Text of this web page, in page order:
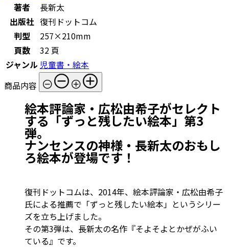
著者
長新太
出版社 復刊ドットコム
判型
257×210mm
頁数
32 頁
ジャンル 児童書・絵本
商品内容
絵本評論家・広松由希子がセレクト
する「ずっと残したい絵本」第3
弾。
ナンセンスの神様・長新太のおもし
ろ絵本が登場です！
復刊ドットコムは、2014年、絵本評論家・広松由希子
氏による推薦で「ずっと残したい絵本」というシリー
ズを立ち上げました。
その第3弾は、長新太の名作『そよそよとかぜがふい
ている』です。